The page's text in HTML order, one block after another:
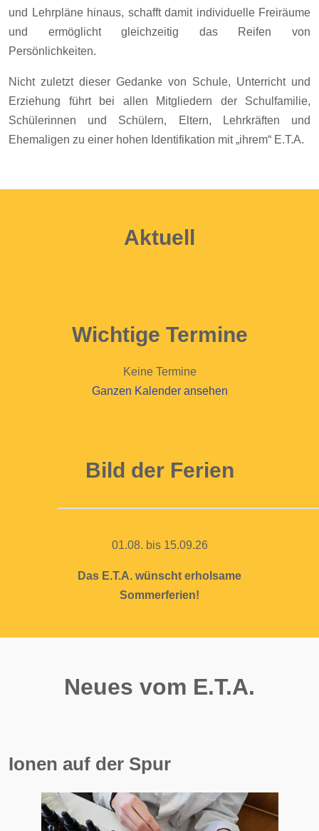
und Lehrpläne hinaus, schafft damit individuelle Freiräume
und ermöglicht gleichzeitig das Reifen von
Persönlichkeiten.
Nicht zuletzt dieser Gedanke von Schule, Unterricht und
Erziehung führt bei allen Mitgliedern der Schulfamilie,
Schülerinnen und Schülern, Eltern, Lehrkräften und
Ehemaligen zu einer hohen Identifikation mit „ihrem“ E.T.A.
Aktuell
Wichtige Termine
Keine Termine
Ganzen Kalender ansehen
Bild der Ferien
01.08. bis 15.09.26
Das E.T.A. wünscht erholsame
Sommerferien!
Neues vom E.T.A.
Ionen auf der Spur